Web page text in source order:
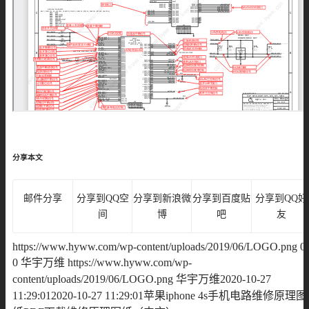
分享本文
邮件分享
分享到QQ空
间
分享到新浪微
博
分享到百度贴
吧
分享到QQ好
友
https://www.hyww.com/wp-content/uploads/2019/06/LOGO.png 0
0 华宇万维 https://www.hyww.com/wp-
content/uploads/2019/06/LOGO.png 华宇万维2020-10-27
11:29:01 2020-10-27 11:29:01苹果iphone 4s手机电路维修原理图